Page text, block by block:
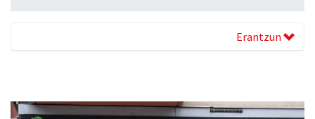
Erantzun